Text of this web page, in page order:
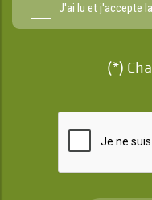
J'ai lu et j'accepte la
(*)